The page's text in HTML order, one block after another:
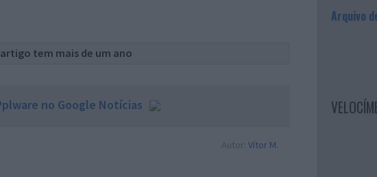
tem mais de um ano
no Google Notícias
Autor: Vítor M.
Arquivo